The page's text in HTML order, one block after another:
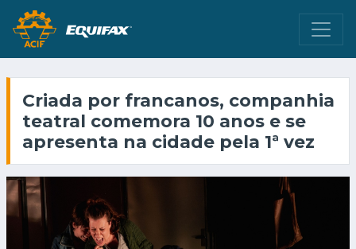
Criada por francanos, companhia
teatral comemora 10 anos e se
apresenta na cidade pela 1ª vez